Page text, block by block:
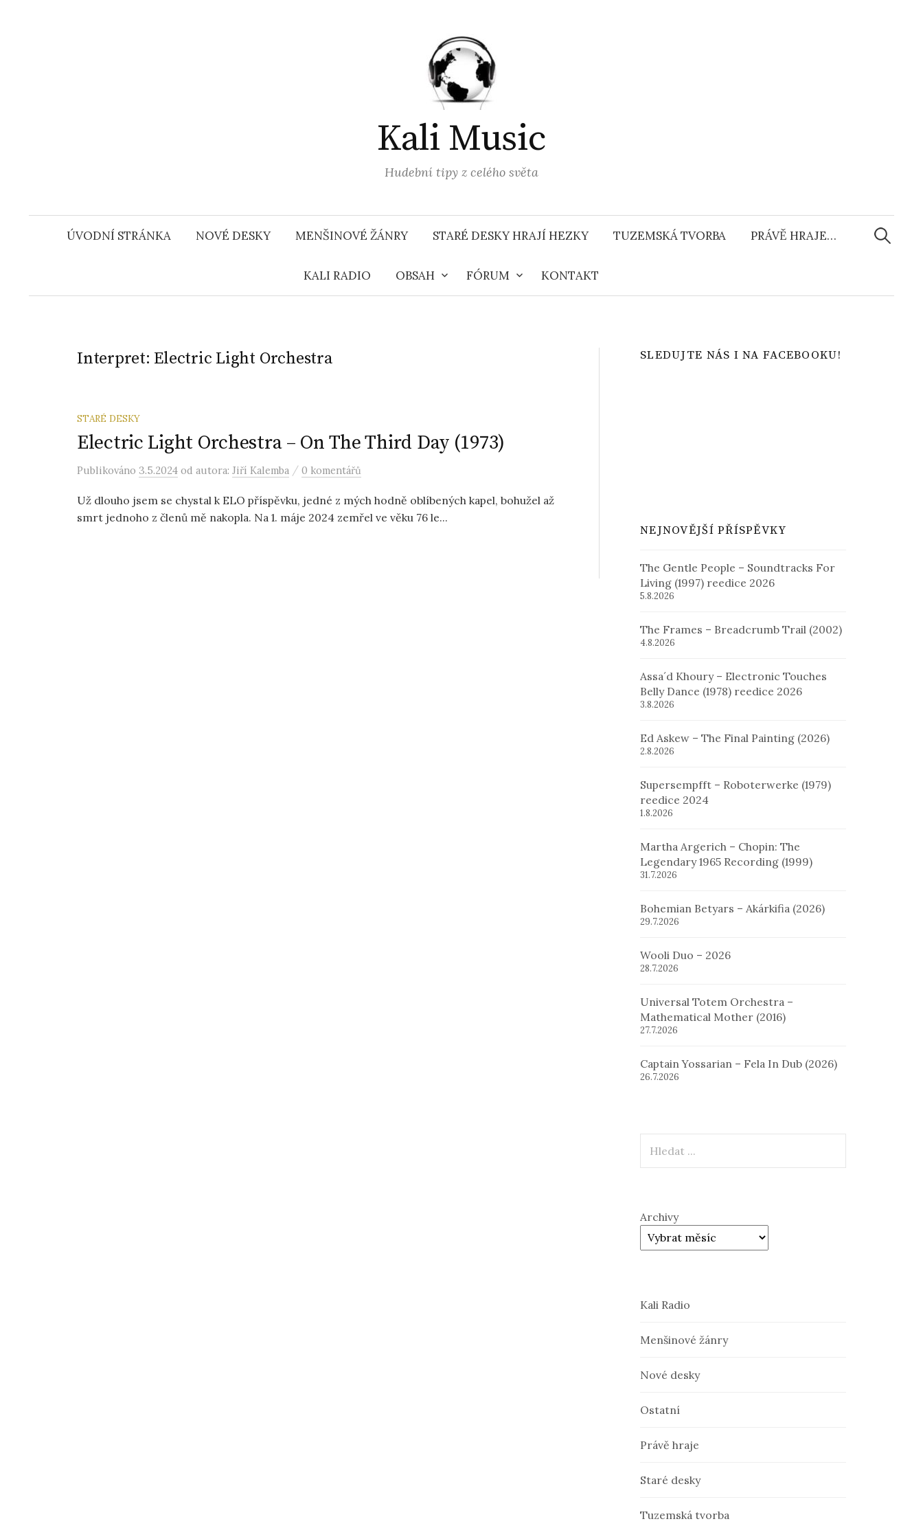
Kali Music
Hudební tipy z celého světa
ÚVODNÍ STRÁNKA NOVÉ DESKY MENŠINOVÉ ŽÁNRY STARÉ DESKY HRAJÍ HEZKY TUZEMSKÁ TVORBA PRÁVĚ HRAJE…
KALI RADIO OBSAH FÓRUM KONTAKT
Interpret: Electric Light Orchestra
STARÉ DESKY
Electric Light Orchestra – On The Third Day (1973)
Publikováno 3.5.2024 od autora: Jiří Kalemba / 0 komentářů
Už dlouho jsem se chystal k ELO příspěvku, jedné z mých hodně oblíbených kapel, bohužel až
smrt jednoho z členů mě nakopla. Na 1. máje 2024 zemřel ve věku 76 le...
SLEDUJTE NÁS I NA FACEBOOKU!
NEJNOVĚJŠÍ PŘÍSPĚVKY
The Gentle People – Soundtracks For
Living (1997) reedice 2026
5.8.2026
The Frames – Breadcrumb Trail (2002)
4.8.2026
Assa´d Khoury – Electronic Touches
Belly Dance (1978) reedice 2026
3.8.2026
Ed Askew – The Final Painting (2026)
2.8.2026
Supersempfft – Roboterwerke (1979)
reedice 2024
1.8.2026
Martha Argerich – Chopin: The
Legendary 1965 Recording (1999)
31.7.2026
Bohemian Betyars – Akárkifia (2026)
29.7.2026
Wooli Duo – 2026
28.7.2026
Universal Totem Orchestra –
Mathematical Mother (2016)
27.7.2026
Captain Yossarian – Fela In Dub (2026)
26.7.2026
Archivy
Kali Radio
Menšinové žánry
Nové desky
Ostatní
Právě hraje
Staré desky
Tuzemská tvorba